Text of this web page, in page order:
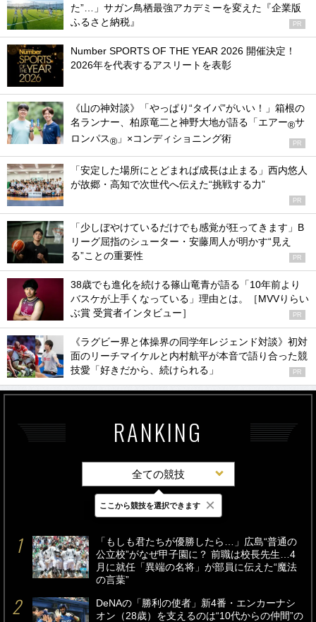
た”…」サガン鳥栖最強アカデミーを変えた『企業版
ふるさと納税』
PR
Number SPORTS OF THE YEAR 2026 開催決定！
2026年を代表するアスリートを表彰
《山の神対談》「やっぱり“タイパ”がいい！」箱根の
名ランナー、柏原竜二と神野大地が語る「エアー®サ
ロンパス® 」×コンディショニング術 PR
「安定した場所にとどまれば成長は止まる」西内悠人
が故郷・高知で次世代へ伝えた“挑戦する力”
PR
「少しぼやけているだけでも感覚が狂ってきます」B
リーグ屈指のシューター・安藤周人が明かす“見え
る”ことの重要性
PR
38歳でも進化を続ける篠山竜青が語る「10年前より
バスケが上手くなっている」理由とは。［MVVりらい
ぶ賞 受賞者インタビュー］
PR
《ラグビー界と体操界の同学年レジェンド対談》初対
面のリーチマイケルと内村航平が本音で語り合った競
技愛「好きだから、続けられる」
PR
RANKING
全ての競技
最新 24時間 週間
「もしも君たちが優勝したら…」広島“普通の
公立校”がなぜ甲子園に？ 前職は校長先生…4
月に就任「異端の名将」が部員に伝えた“魔法
の言葉”
DeNAの「勝利の使者」新4番・エンカーナシ
オン（28歳）を支えるのは“10代からの仲間”の
ここから競技を選択できます ×